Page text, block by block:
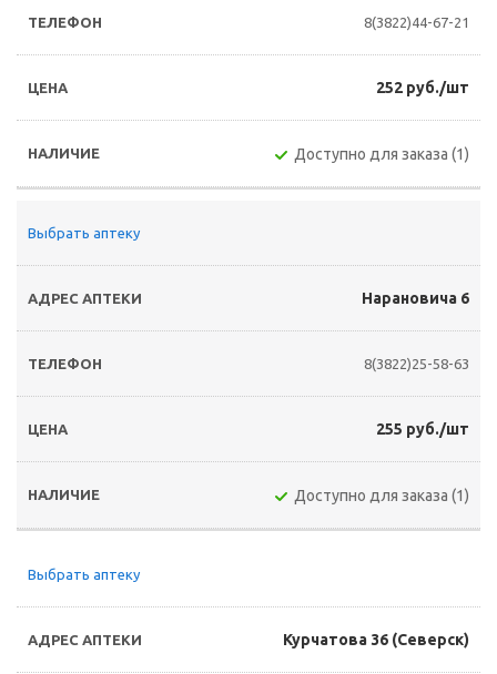
8(3822)44-67-21
252 руб./шт
Доступно для заказа (1)
Выбрать аптеку
Нарановича 6
8(3822)25-58-63
255 руб./шт
Доступно для заказа (1)
Выбрать аптеку
Курчатова 36 (Северск)